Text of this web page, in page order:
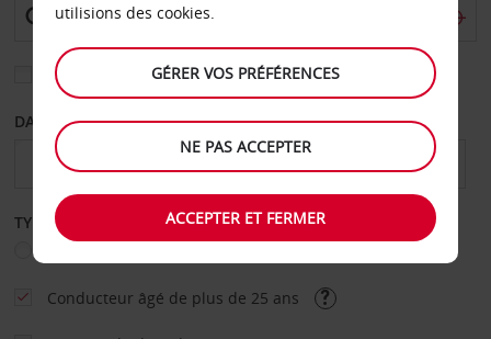
Sélectionnez une autre agence de retour
DATE DE DÉPART DATE DE RETOUR
TYPE DE LOCATION
Conducteur âgé de plus de 25 ans
utilisions des cookies.
GÉRER VOS PRÉFÉRENCES
NE PAS ACCEPTER
ACCEPTER ET FERMER